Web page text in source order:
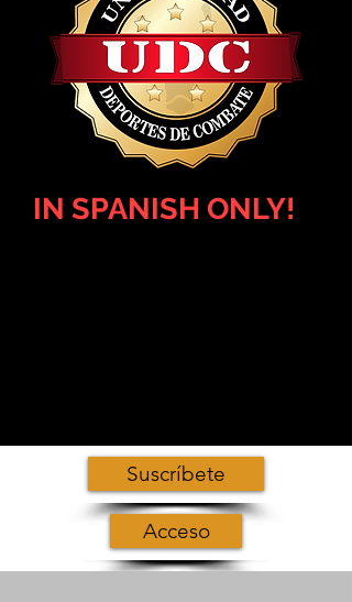
IN SPANISH ONLY!
Suscríbete
Acceso